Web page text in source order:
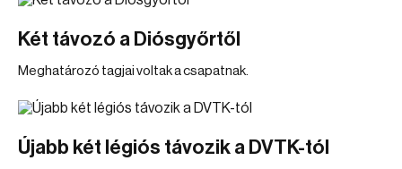
Két távozó a Diósgyőrtől
Meghatározó tagjai voltak a csapatnak.
Újabb két légiós távozik a DVTK-tól